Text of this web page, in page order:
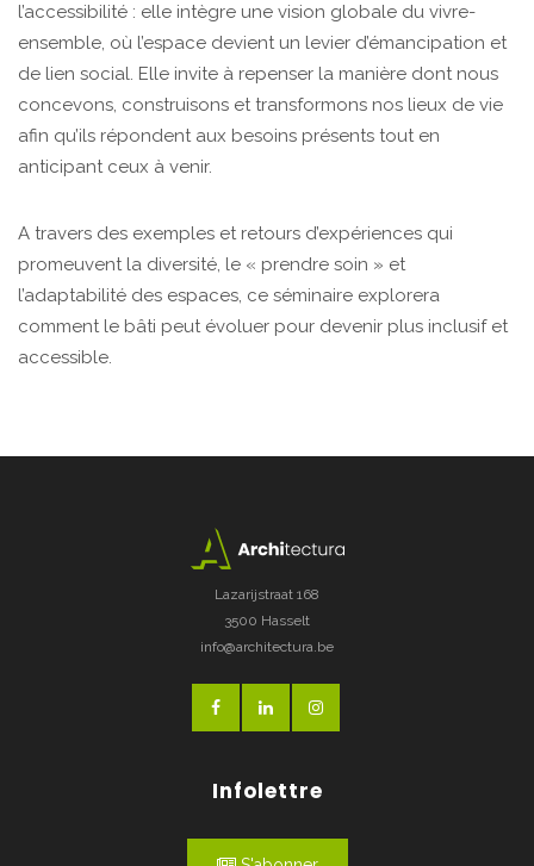
l’accessibilité : elle intègre une vision globale du vivre-
ensemble, où l’espace devient un levier d’émancipation et
de lien social. Elle invite à repenser la manière dont nous
concevons, construisons et transformons nos lieux de vie
afin qu’ils répondent aux besoins présents tout en
anticipant ceux à venir.
A travers des exemples et retours d’expériences qui
promeuvent la diversité, le « prendre soin » et
l’adaptabilité des espaces, ce séminaire explorera
comment le bâti peut évoluer pour devenir plus inclusif et
accessible.
Lazarijstraat 168
3500 Hasselt
info@architectura.be
Infolettre